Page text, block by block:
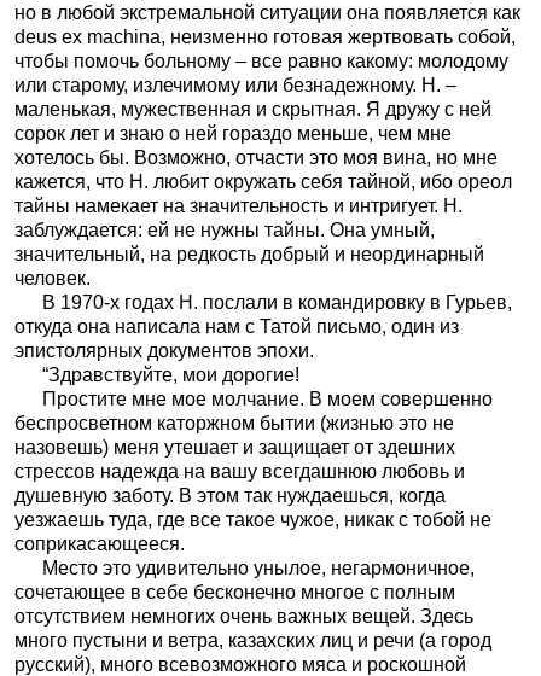
но в любой экстремальной ситуации она появляется как
deus ex machina, неизменно готовая жертвовать собой,
чтобы помочь больному – все равно какому: молодому
или старому, излечимому или безнадежному. Н. –
маленькая, мужественная и скрытная. Я дружу с ней
сорок лет и знаю о ней гораздо меньше, чем мне
хотелось бы. Возможно, отчасти это моя вина, но мне
кажется, что Н. любит окружать себя тайной, ибо ореол
тайны намекает на значительность и интригует. Н.
заблуждается: ей не нужны тайны. Она умный,
значительный, на редкость добрый и неординарный
человек.
В 1970-х годах Н. послали в командировку в Гурьев,
откуда она написала нам с Татой письмо, один из
эпистолярных документов эпохи.
“Здравствуйте, мои дорогие!
Простите мне мое молчание. В моем совершенно
беспросветном каторжном бытии (жизнью это не
назовешь) меня утешает и защищает от здешних
стрессов надежда на вашу всегдашнюю любовь и
душевную заботу. В этом так нуждаешься, когда
уезжаешь туда, где все такое чужое, никак с тобой не
соприкасающееся.
Место это удивительно унылое, негармоничное,
сочетающее в себе бесконечно многое с полным
отсутствием немногих очень важных вещей. Здесь
много пустыни и ветра, казахских лиц и речи (а город
русский), много всевозможного мяса и роскошной